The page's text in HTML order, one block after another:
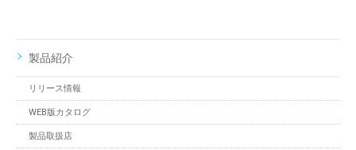
製品紹介
リリース情報
WEB版カタログ
製品取扱店